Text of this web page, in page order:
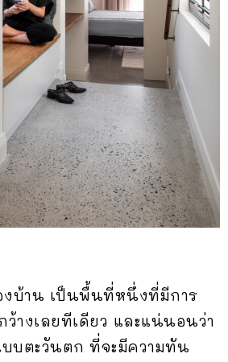
งบ้าน เป็นพื้นที่หนึ่งที่มีการ
างเลยทีเดียว และแน่นอนว่า
บตะวันตก ที่จะมีความทัน